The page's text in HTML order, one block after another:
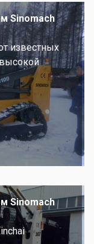
Sinomach
известных
Sinomach